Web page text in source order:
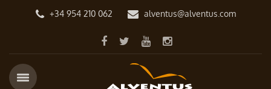
+34 954 210 062 alventus@alventus.com